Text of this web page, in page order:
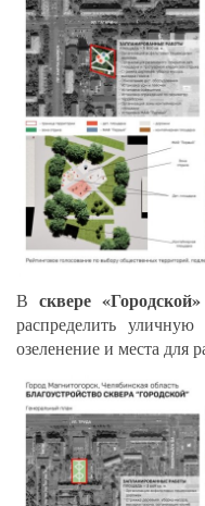
В сквере «Городской»
распределить
озеленение и места для